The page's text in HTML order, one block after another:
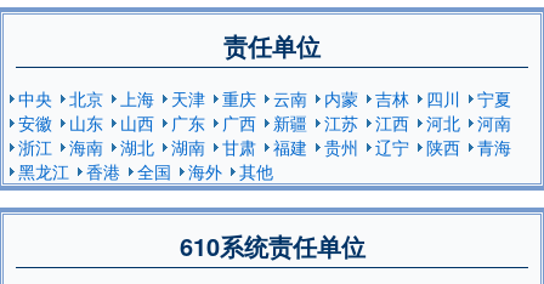
责任单位
中央 北京 上海 天津 重庆 云南 内蒙 吉林 四川
宁夏
安徽
山东 山西 广东 广西 新疆 江苏 江西 河北
河南
浙江
海南 湖北 湖南 甘肃 福建 贵州 辽宁 陕西
青海
黑龙江
香港 全国 海外 其他
610系统责任单位